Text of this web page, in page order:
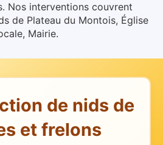
Nos interventions couvrent
de Plateau du Montois, Église
Mairie.
de nids de
et frelons